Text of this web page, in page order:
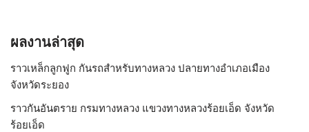
ผลงานล่าสุด
ราวเหล็กลูกฟูก กันรถสําหรับทางหลวง ปลายทางอำเภอเมือง
จังหวัดระยอง
ราวกันอันตราย กรมทางหลวง แขวงทางหลวงร้อยเอ็ด จังหวัด
ร้อยเอ็ด